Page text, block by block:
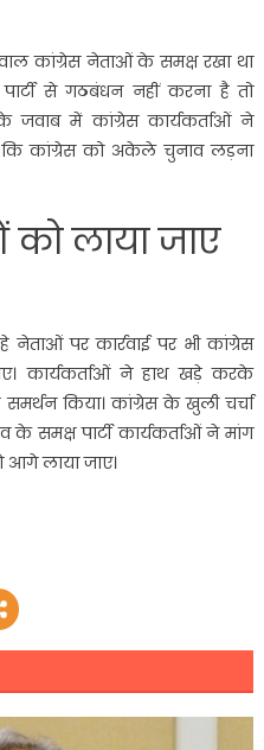
कांग्रेस नेताओं के समक्ष रखा था
से गठबंधन नहीं करना है तो
जवाब में कांग्रेस कार्यकर्ताओं ने
कांग्रेस को अकेले चुनाव लड़ना
को लाया जाए
नेताओं पर कार्रवाई पर भी कांग्रेस
कार्यकर्ताओं ने हाथ खड़े करके
किया। कांग्रेस के खुली चर्चा
के समक्ष पार्टी कार्यकर्ताओं ने मांग
आगे लाया जाए।